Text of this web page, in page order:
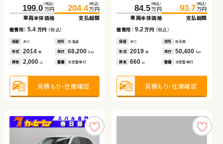
199.0 （税込）
万円
車両本体価格
204.4（税込）
万円
支払総額
諸費用：5.4 万円 （税込）
保証 あり 住所 北海道
年式 2014 年 走行 68,200 km
排気 2,000 cc 整備 法定整備付
見積もり・在庫確認
84.5 （税込）
万円
車両本体価格
93.7 （税込）
万円
支払総額
諸費用： 9.2 万円 （税込）
保証 あり 住所 埼玉県
年式 2019年 走行 50,400 km
排気 660cc 整備 法定整備付
見積もり・在庫確認
167.6 （税込）
万円
車両本体価格
179.8（税込）
万円
支払総額
諸費用：12.2万円（税込）
保証 あり 住所 福島県
年式 2023 年 走行 38,300 km
排気 1,500 cc 整備 なし
見積もり・在庫確認
122.7 （税込）
万円
車両本体価格
138.4 （税込）
万円
支払総額
諸費用： 15.7万円（税込）
保証 なし 住所 埼玉県
年式 2013年 走行 57,700 km
排気 2,000 整備 なし
見積もり・在庫確認
238.4 （税込）
万円
車両本体価格
253.9（税込）
万円
支払総額
諸費用：15.5万円（税込）
保証 あり 住所 岩手県
年式 2023 年 走行 32,400 km
排気 1,500 cc 整備 法定整備付
見積もり・在庫確認
347.6 （税込）
万円
車両本体価格
359.4 （税込）
万円
支払総額
諸費用： 11.8万円（税込）
保証 なし 住所 東京都
年式 2022年 走行 23,400 km
排気 1,500 整備 なし
見積もり・在庫確認
241.2 （税込）
万円
車両本体価格
252.0（税込）
万円
支払総額
諸費用：10.8万円（税込）
保証 あり 住所 福島県
年式 2016 年 走行 55,500 km
排気 2,500 cc 整備 なし
見積もり・在庫確認
60.0 （税込）
万円
車両本体価格
66.1 （税込）
万円
支払総額
諸費用： 6.1 万円 （税込）
保証 なし 住所 静岡県
年式 2009年 走行 62,500 km
排気 2,000 整備 法定整備付
見積もり・在庫確認